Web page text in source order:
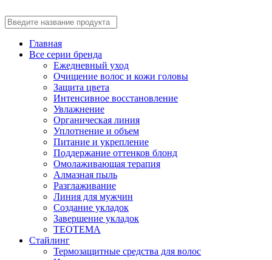
Главная
Все серии бренда
Ежедневный уход
Очищение волос и кожи головы
Защита цвета
Интенсивное восстановление
Увлажнение
Органическая линия
Уплотнение и объем
Питание и укрепление
Поддержание оттенков блонд
Омолаживающая терапия
Алмазная пыль
Разглаживание
Линия для мужчин
Создание укладок
Завершение укладок
TEOTEMA
Стайлинг
Термозащитные средства для волос